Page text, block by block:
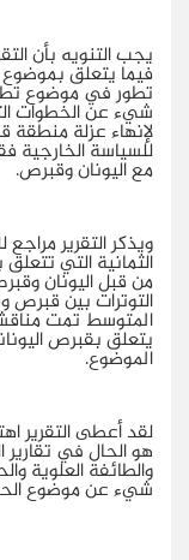
يجب التنويه بأن
فيما يتعلق بموضوع
تطور في موضوع
شيء عن الخطوات
لإنهاء عزلة منطقة
للسياسة الخارجية
مع اليونان وقبرص.
ويذكر التقرير
الثمانية التي
من قبل اليونان
التوترات بين قبرص
المتوسط تمت
يتعلق بقبرص
الموضوع.
لقد أعطى التقرير
هو الحال في تقارير
والطائفة العلوية
شيء عن موضوع